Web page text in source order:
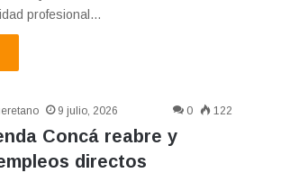
profesional…
9 julio, 2026 0 122
Concá reabre y
directos